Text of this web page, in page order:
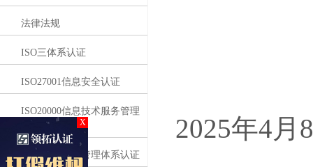
X
法律法规
ISO三体系认证
ISO27001信息安全认证
ISO20000信息技术服务管理
体系认证
ISO50001能源管理体系认证
2025年4